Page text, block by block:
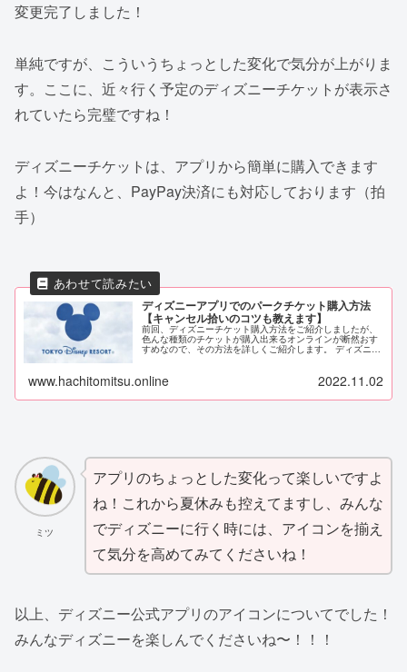
変更完了しました！
単純ですが、こういうちょっとした変化で気分が上がりま
す。ここに、近々行く予定のディズニーチケットが表示さ
れていたら完璧ですね！
ディズニーチケットは、アプリから簡単に購入できます
よ！今はなんと、PayPay決済にも対応しております（拍
手）
ディズニーアプリでのパークチケット購入方法
【キャンセル拾いのコツも教えます】
前回、ディズニーチケット購入方法をご紹介しましたが、
色んな種類のチケットが購入出来るオンラインが断然おす
すめなので、その方法を詳しくご紹介します。 ディズニー
www.hachitomitsu.online 2022.11.02
ミツ
アプリのちょっとした変化って楽しいですよ
ね！これから夏休みも控えてますし、みんな
でディズニーに行く時には、アイコンを揃え
て気分を高めてみてくださいね！
以上、ディズニー公式アプリのアイコンについてでした！
みんなディズニーを楽しんでくださいね〜！！！